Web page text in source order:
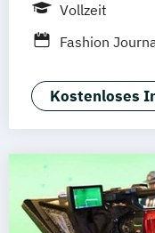
Vollzeit
Fashion
Industrie &
Interior
Kostenloses